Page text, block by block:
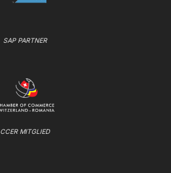
SAP PARTNER
CCER MITGLIED